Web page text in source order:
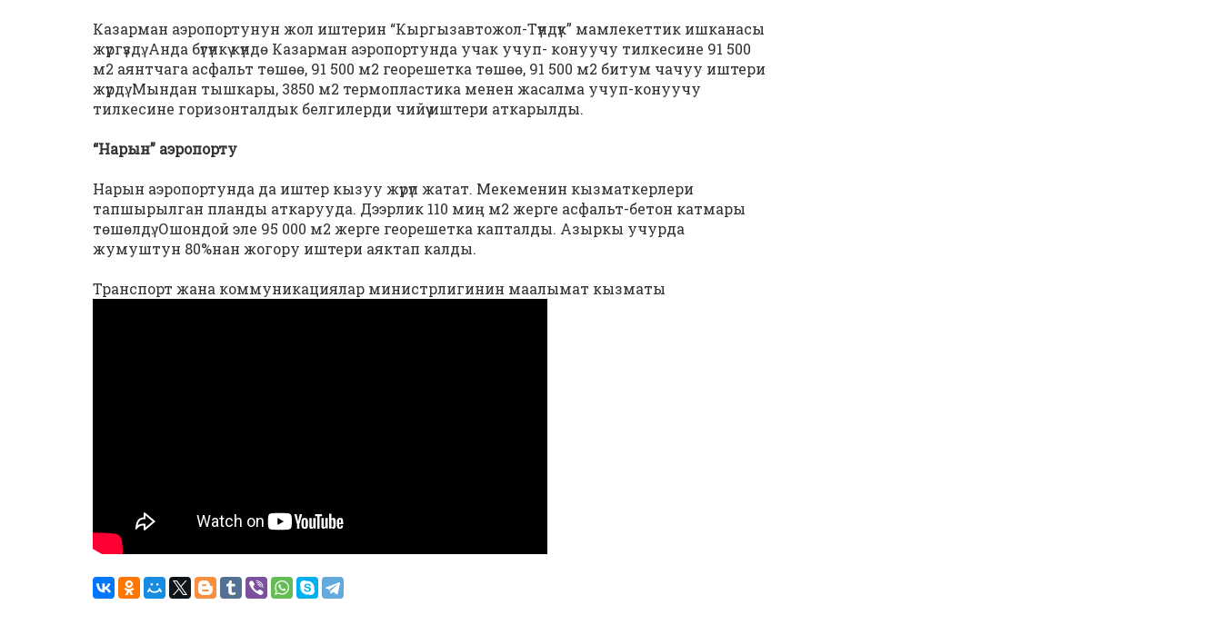
Казарман аэропортунун жол иштерин “Кыргызавтожол-Түндүк” мамлекеттик ишканасы
жүргүздү. Анда бүгүнкү күндө Казарман аэропортунда учак учуп- конуучу тилкесине 91 500
м2 аянтчага асфальт төшөө, 91 500 м2 георешетка төшөө, 91 500 м2 битум чачуу иштери
жүрдү. Мындан тышкары, 3850 м2 термопластика менен жасалма учуп-конуучу
тилкесине горизонталдык белгилерди чийүү иштери аткарылды.
“Нарын” аэропорту
Нарын аэропортунда да иштер кызуу жүрүп жатат. Мекеменин кызматкерлери
тапшырылган планды аткарууда. Дээрлик 110 миң м2 жерге асфальт-бетон катмары
төшөлдү. Ошондой эле 95 000 м2 жерге георешетка капталды. Азыркы учурда
жумуштун 80%нан жогору иштери аяктап калды.
Транспорт жана коммуникациялар министрлигинин маалымат кызматы